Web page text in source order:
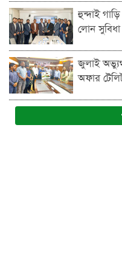
হুন্দাই
লোন সুবিধা
জুলাই
অফার